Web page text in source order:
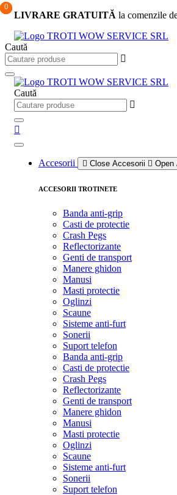
Sari
conținut
LIVRARE GRATUITĂ la comenzile
0
Caută
Caută
0
0
Accesorii Close Accesorii Open
ACCESORII TROTINETE
Banda anti-grip
Casti de protectie
Crash Pegs
Reflectorizante
Genti de transport
Manere ghidon
Manusi
Masti protectie
Oglinzi
Scaune
Sisteme anti-furt
Sonerii
Suport telefon
Banda anti-grip
Casti de protectie
Crash Pegs
Reflectorizante
Genti de transport
Manere ghidon
Manusi
Masti protectie
Oglinzi
Scaune
Sisteme anti-furt
Sonerii
Suport telefon